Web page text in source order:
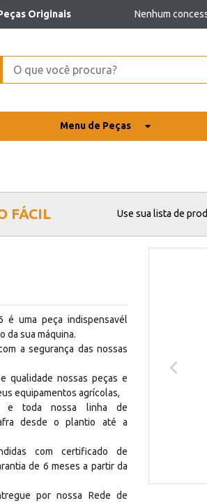
Originais Nenhum
Menu de Peças
FÁCIL Use sua lista de
é uma peça indispensavél
da sua máquina.
a segurança das nossas
qualidade nossas peças e
equipamentos agrícolas,
e toda nossa linha de
desde o plantio até a
com certificado de
de 6 meses a partir da
por nossa Rede de